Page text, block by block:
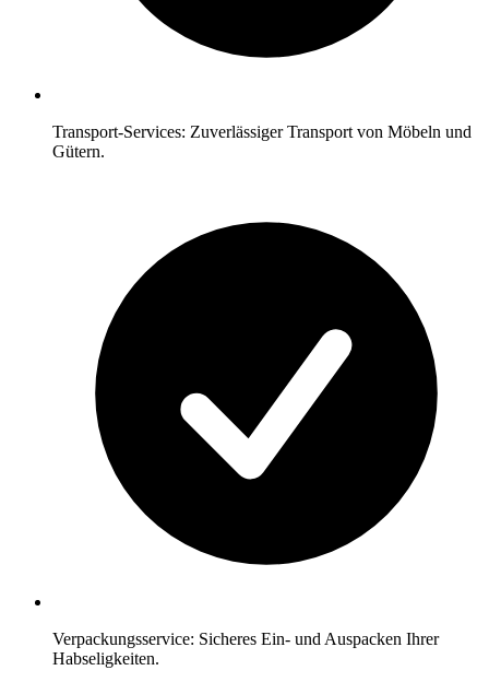
Transport-Services: Zuverlässiger Transport von Möbeln und
Gütern.
Verpackungsservice: Sicheres Ein- und Auspacken Ihrer
Habseligkeiten.